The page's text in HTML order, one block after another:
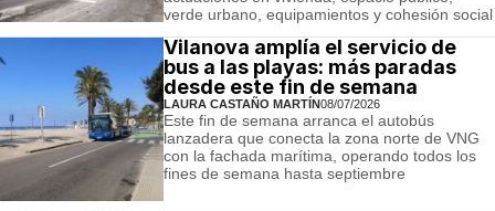
verde urbano, equipamientos y cohesión social
Vilanova amplía el servicio de
bus a las playas: más paradas
desde este fin de semana
LAURA CASTAÑO MARTÍN08/07/2026
Este fin de semana arranca el autobús
lanzadera que conecta la zona norte de VNG
con la fachada marítima, operando todos los
fines de semana hasta septiembre